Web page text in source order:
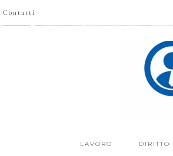
Contatti
LAVORO DIRITTO